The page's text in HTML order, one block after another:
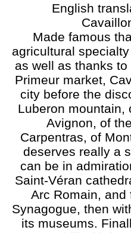
English
Made famous
agricultural
as well as thanks
Primeur market,
city before the
Luberon mountain,
Avignon, of
Carpentras, of
deserves really a
can be in
Saint-Véran
Arc Romain, and
Synagogue, then
its museums.